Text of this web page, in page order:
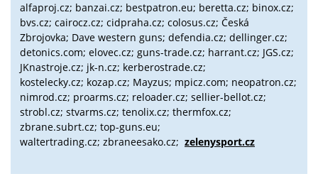
alfaproj.cz; banzai.cz; bestpatron.eu; beretta.cz; binox.cz;
bvs.cz; cairocz.cz; cidpraha.cz; colosus.cz; Česká
Zbrojovka; Dave western guns; defendia.cz; dellinger.cz;
detonics.com; elovec.cz; guns-trade.cz; harrant.cz; JGS.cz;
JKnastroje.cz; jk-n.cz; kerberostrade.cz;
kostelecky.cz; kozap.cz; Mayzus; mpicz.com; neopatron.cz;
nimrod.cz; proarms.cz; reloader.cz; sellier-bellot.cz;
strobl.cz; stvarms.cz; tenolix.cz; thermfox.cz;
zbrane.subrt.cz; top-guns.eu;
waltertrading.cz; zbraneesako.cz; zelenysport.cz